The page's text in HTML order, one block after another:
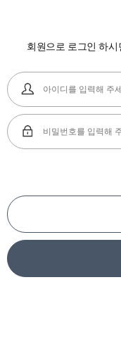
회원으로 로그인 하